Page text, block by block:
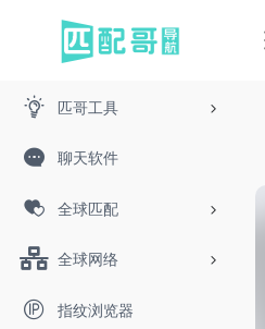
匹哥工具
聊天软件
全球匹配
全球网络
指纹浏览器